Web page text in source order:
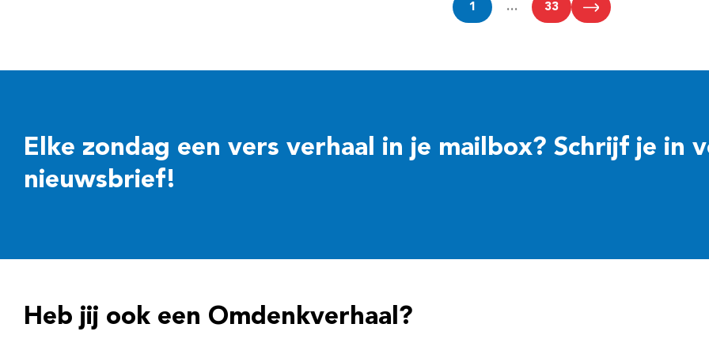
1 … 33
Elke zondag een vers verhaal in je mailbox? Schrijf je in
nieuwsbrief!
Heb jij ook een Omdenkverhaal?